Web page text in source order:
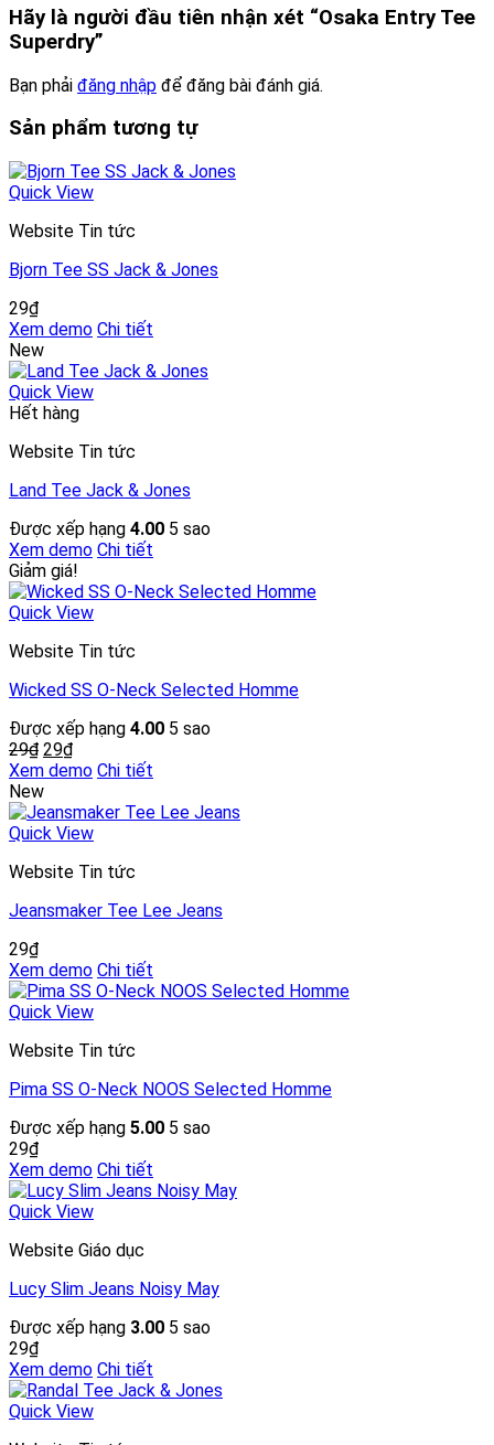
Hãy là người đầu tiên nhận xét “Osaka Entry Tee
Superdry”
Bạn phải đăng nhập để đăng bài đánh giá.
Sản phẩm tương tự
Quick View
Website Tin tức
Bjorn Tee SS Jack & Jones
29₫
Xem demo Chi tiết
New
Quick View
Hết hàng
Website Tin tức
Land Tee Jack & Jones
Được xếp hạng 4.00 5 sao
Xem demo Chi tiết
Giảm giá!
Quick View
Website Tin tức
Wicked SS O-Neck Selected Homme
Được xếp hạng 4.00 5 sao
29₫ Giá
gốc
là:
29₫.
29₫Giá
hiện
là:
29₫.
Xem demo Chi tiết
New
Quick View
Website Tin tức
Jeansmaker Tee Lee Jeans
29₫
Xem demo Chi tiết
Quick View
Website Tin tức
Pima SS O-Neck NOOS Selected Homme
Được xếp hạng 5.00 5 sao
29₫
Xem demo Chi tiết
Quick View
Website Giáo dục
Lucy Slim Jeans Noisy May
Được xếp hạng 3.00 5 sao
29₫
Xem demo Chi tiết
Quick View